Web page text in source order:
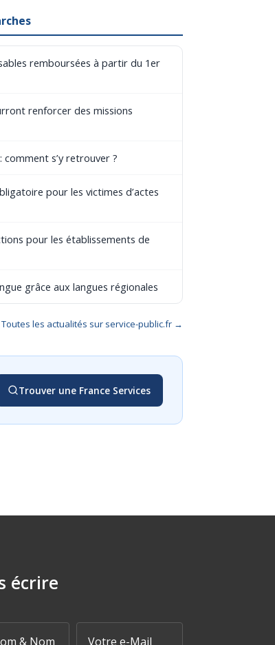
remboursées à partir du 1er
renforcer des missions
comment s’y retrouver ?
pour les victimes d’actes
pour les établissements de
grâce aux langues régionales
Toutes les actualités sur service-public.fr →
Trouver une France Services
écrire